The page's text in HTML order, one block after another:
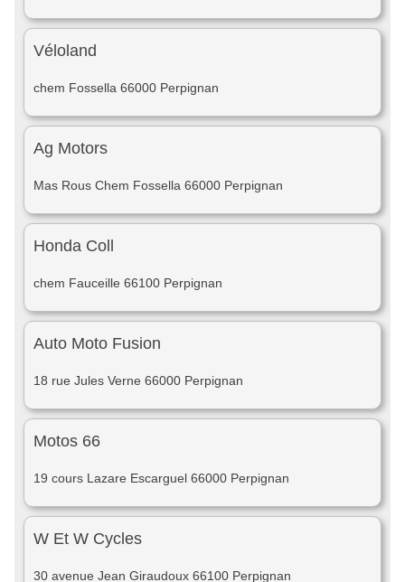
Véloland
chem Fossella 66000 Perpignan
Ag Motors
Mas Rous Chem Fossella 66000 Perpignan
Honda Coll
chem Fauceille 66100 Perpignan
Auto Moto Fusion
18 rue Jules Verne 66000 Perpignan
Motos 66
19 cours Lazare Escarguel 66000 Perpignan
W Et W Cycles
30 avenue Jean Giraudoux 66100 Perpignan